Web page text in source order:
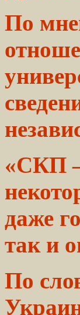
По
«СКП
даже
так и
По